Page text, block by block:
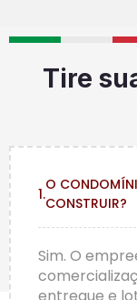
O
CONSTRUIR?
Sim. O
Tire